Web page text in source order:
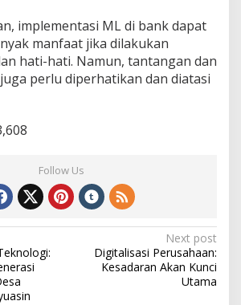
implementasi ML di bank dapat
manfaat jika dilakukan
hati-hati. Namun, tantangan dan
perlu diperhatikan dan diatasi
Follow Us
Next post
Digitalisasi Perusahaan:
Kesadaran Akan Kunci
Utama